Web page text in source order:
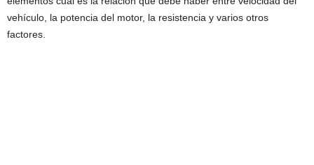
vehículo, la potencia del motor, la resistencia y varios otros
factores.